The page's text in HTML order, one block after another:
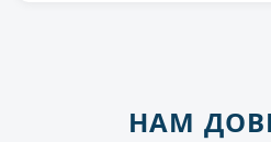
НАМ